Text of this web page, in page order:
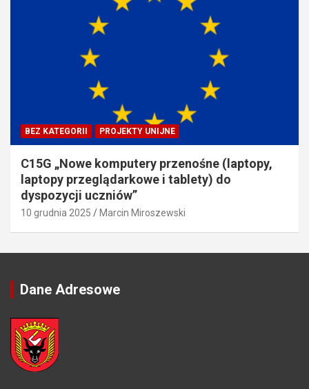
BEZ KATEGORII PROJEKTY UNIJNE
C15G „Nowe komputery przenośne (laptopy,
laptopy przeglądarkowe i tablety) do
dyspozycji uczniów”
10 grudnia 2025 Marcin Miroszewski
Dane Adresowe